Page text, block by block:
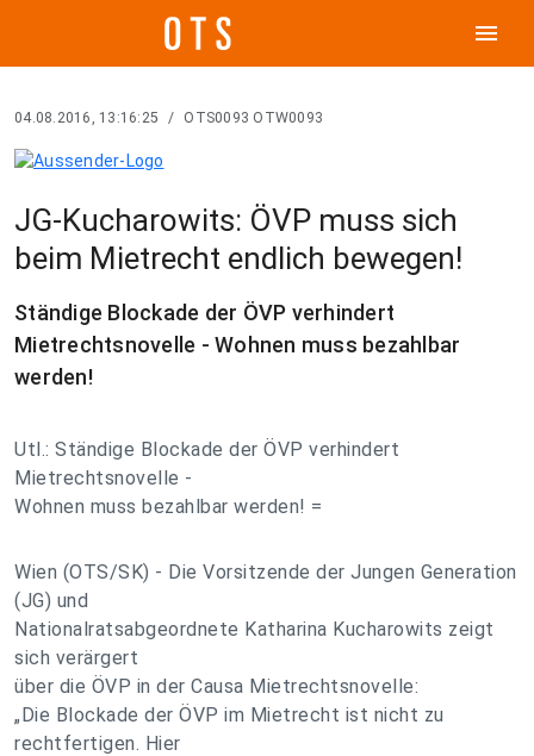
menu
04.08.2016, 13:16:25 / OTS0093 OTW0093
JG-Kucharowits: ÖVP muss sich
beim Mietrecht endlich bewegen!
Ständige Blockade der ÖVP verhindert
Mietrechtsnovelle - Wohnen muss bezahlbar
werden!
Utl.: Ständige Blockade der ÖVP verhindert
Mietrechtsnovelle -
Wohnen muss bezahlbar werden! =
Wien (OTS/SK) - Die Vorsitzende der Jungen Generation
(JG) und
Nationalratsabgeordnete Katharina Kucharowits zeigt
sich verärgert
über die ÖVP in der Causa Mietrechtsnovelle:
„Die Blockade der ÖVP im Mietrecht ist nicht zu
rechtfertigen. Hier